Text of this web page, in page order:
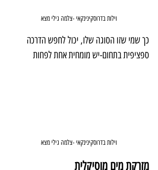
וילות בדרוסקינינקאי -צלמה גילי מצא
כך שמי שזו הסוגה שלו, יכול לחפש הדרכה
ספציפית בתחום-יש מומחית אחת לפחות
וילות בדרוסקינינקאי -צלמה גילי מצא
מזרקת מים מוסיקלית